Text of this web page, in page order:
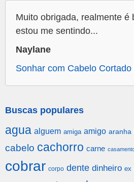
Muito obrigada, realmente é
estou me sentindo...
Naylane
Sonhar com Cabelo
Buscas populares
agua alguem amiga amigo aranha
cabelo cachorro carne
cobrar corpo dente dinheiro ex